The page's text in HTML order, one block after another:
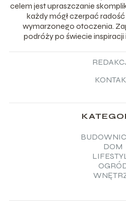
celem jest upraszczanie
każdy mógł czerpać
wymarzonego otoczenia.
podróży po świecie
DOM